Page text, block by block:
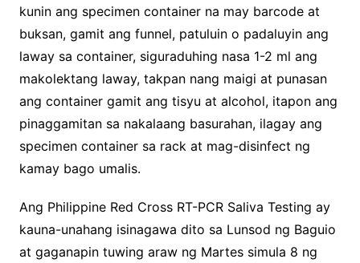
kunin ang specimen container na may barcode at
buksan, gamit ang funnel, patuluin o padaluyin ang
laway sa container, siguraduhing nasa 1-2 ml ang
makolektang laway, takpan nang maigi at punasan
ang container gamit ang tisyu at alcohol, itapon ang
pinaggamitan sa nakalaang basurahan, ilagay ang
specimen container sa rack at mag-disinfect ng
kamay bago umalis.
Ang Philippine Red Cross RT-PCR Saliva Testing ay
kauna-unahang isinagawa dito sa Lunsod ng Baguio
at gaganapin tuwing araw ng Martes simula 8 ng